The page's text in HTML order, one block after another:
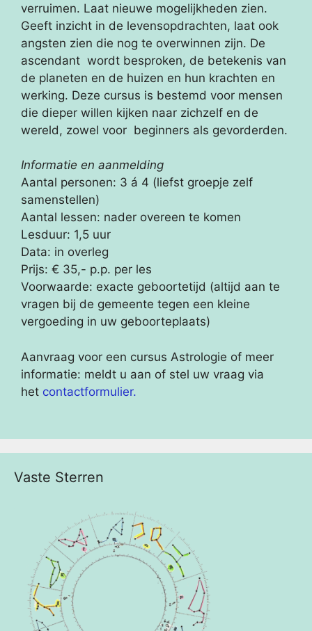
verruimen. Laat nieuwe mogelijkheden zien.
Geeft inzicht in de levensopdrachten, laat ook
angsten zien die nog te overwinnen zijn. De
ascendant wordt besproken, de betekenis van
de planeten en de huizen en hun krachten en
werking. Deze cursus is bestemd voor mensen
die dieper willen kijken naar zichzelf en de
wereld, zowel voor beginners als gevorderden.
Informatie en aanmelding
Aantal personen: 3 á 4 (liefst groepje zelf
samenstellen)
Aantal lessen: nader overeen te komen
Lesduur: 1,5 uur
Data: in overleg
Prijs: € 35,- p.p. per les
Voorwaarde: exacte geboortetijd (altijd aan te
vragen bij de gemeente tegen een kleine
vergoeding in uw geboorteplaats)
Aanvraag voor een cursus Astrologie of meer
informatie: meldt u aan of stel uw vraag via
het contactformulier.
Vaste Sterren